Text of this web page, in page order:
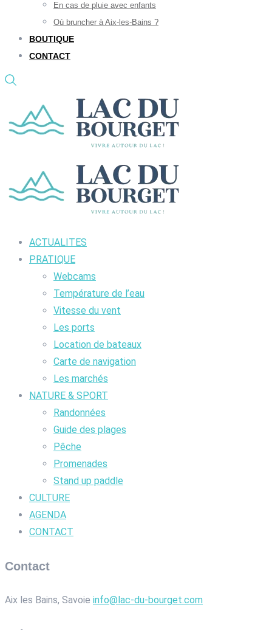
En cas de pluie avec enfants
Où bruncher à Aix-les-Bains ?
BOUTIQUE
CONTACT
ACTUALITES
PRATIQUE
Webcams
Température de l’eau
Vitesse du vent
Les ports
Location de bateaux
Carte de navigation
Les marchés
NATURE & SPORT
Randonnées
Guide des plages
Pêche
Promenades
Stand up paddle
CULTURE
AGENDA
CONTACT
Contact
Aix les Bains, Savoie info@lac-du-bourget.com